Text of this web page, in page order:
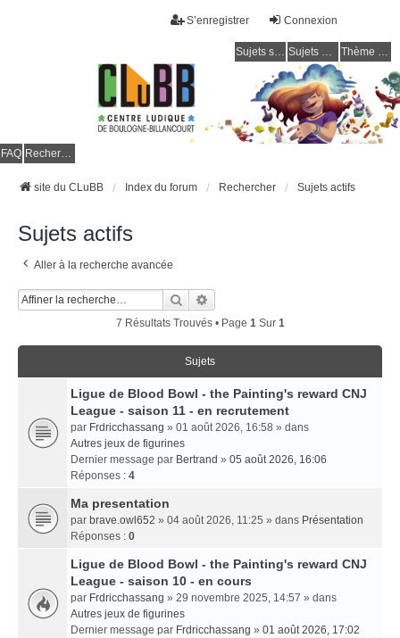
Connexion
S’enregistrer
Sujets sans réponse Sujets actifs Thème clair / foncé
FAQ Rechercher
site du CLuBB Index du forum Rechercher Sujets actifs
Sujets actifs
Aller à la recherche avancée
Rechercher
7 Résultats Trouvés • Page 1Sur 1
Sujets
Ligue de Blood Bowl - the Painting's reward CNJ
League - saison 11 - en recrutement
par Frdricchassang » 01 août 2026, 16:58 » dans
Autres jeux de figurines
Dernier message par Bertrand » 05 août 2026, 16:06
Réponses : 4
Ma presentation
par brave.owl652 » 04 août 2026, 11:25 » dans Présentation
Réponses : 0
Ligue de Blood Bowl - the Painting's reward CNJ
League - saison 10 - en cours
par Frdricchassang » 29 novembre 2025, 14:57 » dans
Autres jeux de figurines
Dernier message par Frdricchassang » 01 août 2026, 17:02